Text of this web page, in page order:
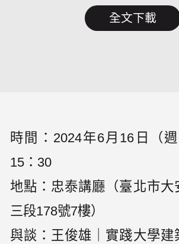
全文下載
時間：2024年6月16日（
15：30
地點：忠泰講廳（臺北市大
三段178號7樓）
與談：王俊雄｜實踐大學建